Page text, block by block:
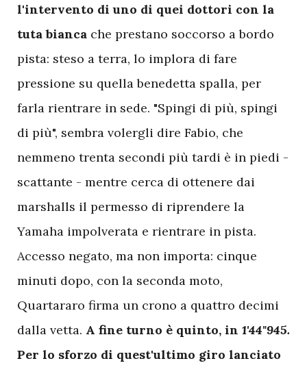
l'intervento di uno di quei dottori con la
tuta bianca che prestano soccorso a bordo
pista: steso a terra, lo implora di fare
pressione su quella benedetta spalla, per
farla rientrare in sede. "Spingi di più, spingi
di più", sembra volergli dire Fabio, che
nemmeno trenta secondi più tardi è in piedi -
scattante - mentre cerca di ottenere dai
marshalls il permesso di riprendere la
Yamaha impolverata e rientrare in pista.
Accesso negato, ma non importa: cinque
minuti dopo, con la seconda moto,
Quartararo firma un crono a quattro decimi
dalla vetta. A fine turno è quinto, in 1'44"945.
Per lo sforzo di quest'ultimo giro lanciato